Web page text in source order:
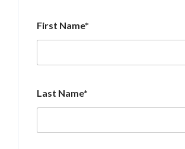
First Name*
Last Name*